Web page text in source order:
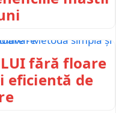
fără floare
eficientă de